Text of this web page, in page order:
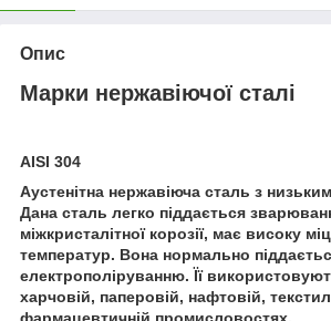
Опис
Марки нержавіючої сталі
AISI 304
Аустенітна нержавіюча сталь з
Дана сталь легко піддається
міжкристалітної корозії, має високу
температур. Вона нормально
електрополіруванню. Її
харчовій, паперовій, нафтовій,